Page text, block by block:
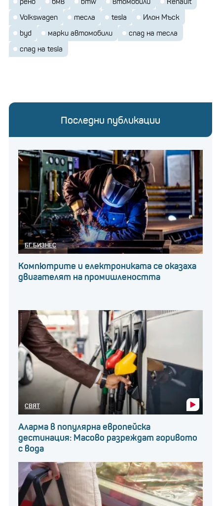
Volkswagen
тесла tesla
Илон Мъск
byd
марки автомобили
спад на тесла
спад на tesla
Последни публикации
БГ БИЗНЕС
Компютрите и електрониката се оказаха
двигателят на промишлеността
СВЯТ
Аларма в популярна европейска
дестинация: Масово разреждат горивото
с вода